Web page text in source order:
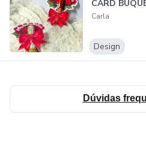
CARD
Carla
Design
Dúvidas